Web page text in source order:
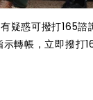
疑惑可撥打165
轉帳，立即撥打